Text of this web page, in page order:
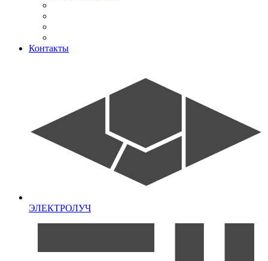
Контакты
ЭЛЕКТРОЛУЧ